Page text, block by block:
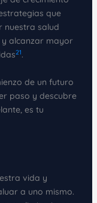
que
nuestra salud
alcanzar mayor
21.
de un futuro
paso y descubre
es tu
vida y
a uno mismo.